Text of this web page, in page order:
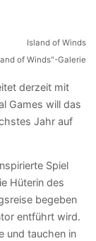
of Winds"-Galerie
derzeit mit
Games will das
Jahr auf
Spiel
Hüterin des
begeben
entführt wird.
und tauchen in